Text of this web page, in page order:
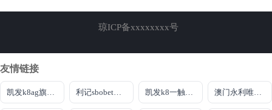
琼ICP备xxxxxxxx号
友情链接
凯发k8ag旗舰厅实力品牌 利记sbobet登录入口 凯发k8一触即发 澳门永利唯一官网304